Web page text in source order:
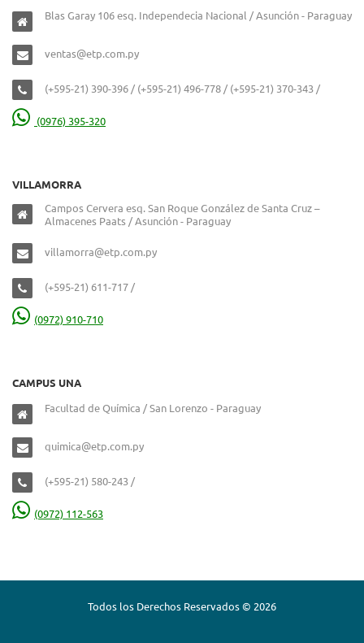
Blas Garay 106 esq. Independecia Nacional / Asunción - Paraguay
ventas@etp.com.py
(+595-21) 390-396 / (+595-21) 496-778 / (+595-21) 370-343 /
(0976) 395-320
VILLAMORRA
Campos Cervera esq. San Roque González de Santa Cruz –
Almacenes Paats / Asunción - Paraguay
villamorra@etp.com.py
(+595-21) 611-717 /
(0972) 910-710
CAMPUS UNA
Facultad de Química / San Lorenzo - Paraguay
quimica@etp.com.py
(+595-21) 580-243 /
(0972) 112-563
Todos los Derechos Reservados © 2026